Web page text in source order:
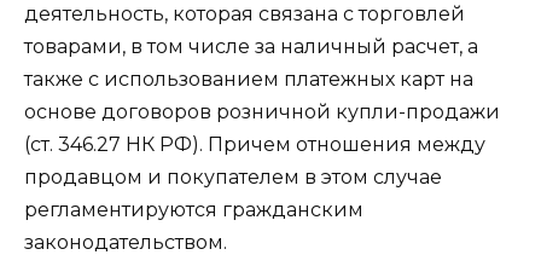
деятельность, которая связана с торговлей
товарами, в том числе за наличный расчет, а
также с использованием платежных карт на
основе договоров розничной купли-продажи
(ст. 346.27 НК РФ). Причем отношения между
продавцом и покупателем в этом случае
регламентируются гражданским
законодательством.